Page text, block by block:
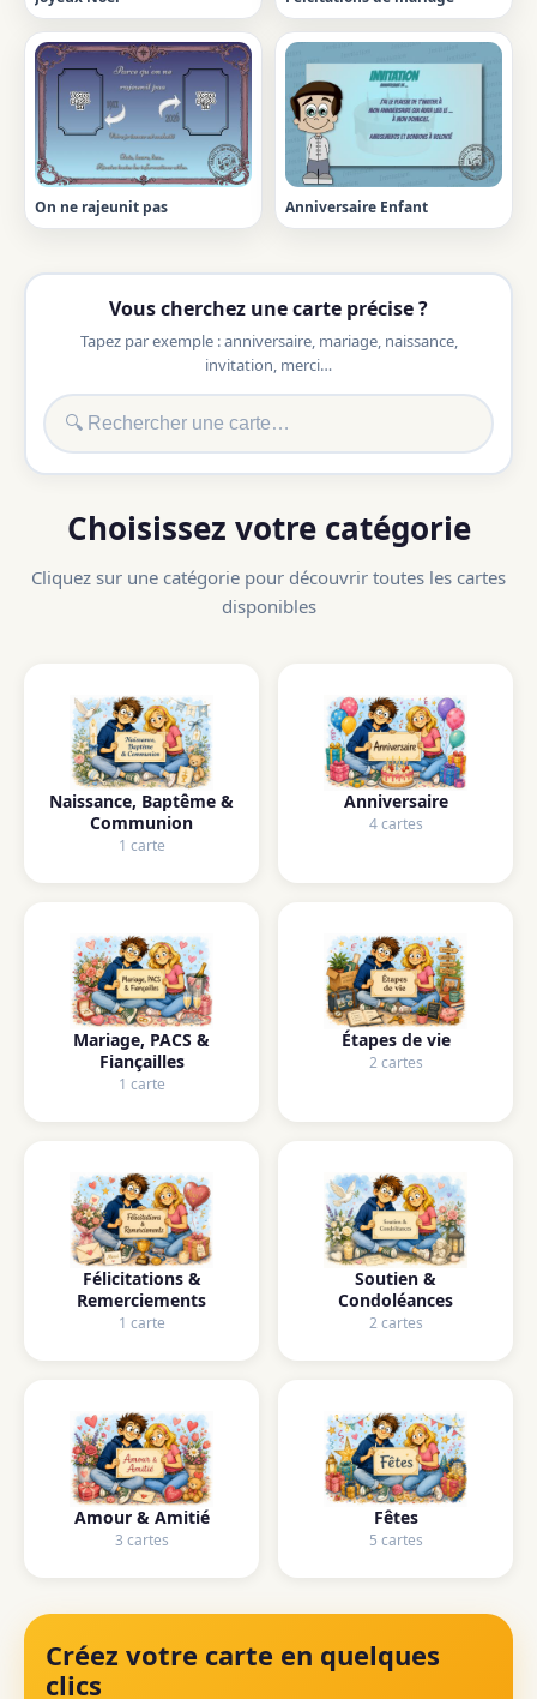
On ne rajeunit pas Anniversaire Enfant
Vous cherchez une carte précise ?
Tapez par exemple : anniversaire, mariage, naissance,
invitation, merci…
Choisissez votre catégorie
Cliquez sur une catégorie pour découvrir toutes les cartes
disponibles
Naissance, Baptême &
Communion
1 carte
Anniversaire
4 cartes
Mariage, PACS &
Fiançailles
1 carte
Étapes de vie
2 cartes
Félicitations &
Remerciements
1 carte
Soutien &
Condoléances
2 cartes
Amour & Amitié
3 cartes
Fêtes
5 cartes
Créez votre carte en quelques
clics